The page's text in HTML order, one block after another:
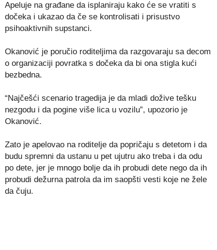
Apeluje na građane da isplaniraju kako će se vratiti s
dočeka i ukazao da če se kontrolisati i prisustvo
psihoaktivnih supstanci.
Okanović je poručio roditeljima da razgovaraju sa decom
o organizaciji povratka s dočeka da bi ona stigla kući
bezbedna.
“Najčešći scenario tragedija je da mladi dožive tešku
nezgodu i da pogine više lica u vozilu”, upozorio je
Okanović.
Zato je apelovao na roditelje da popričaju s detetom i da
budu spremni da ustanu u pet ujutru ako treba i da odu
po dete, jer je mnogo bolje da ih probudi dete nego da ih
probudi dežurna patrola da im saopšti vesti koje ne žele
da čuju.